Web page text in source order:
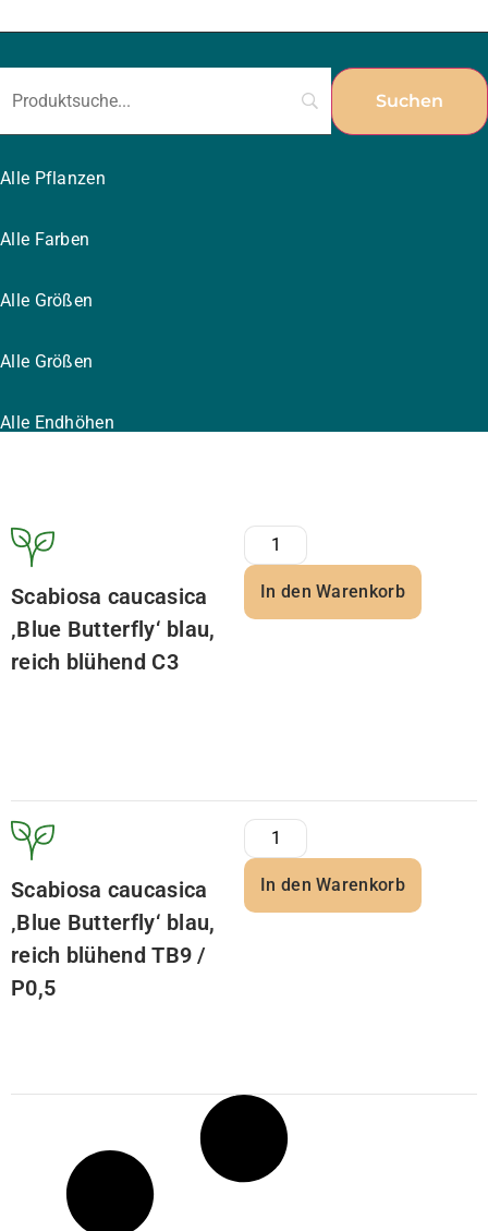
Alle Pflanzen
Alle Farben
Alle Größen
Alle Größen
Alle Endhöhen
Scabiosa caucasica
‚Blue Butterfly‘ blau,
reich blühend C3
In den Warenkorb
Scabiosa caucasica
‚Blue Butterfly‘ blau,
reich blühend TB9 /
P0,5
In den Warenkorb